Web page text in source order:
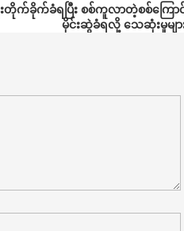
တိုက်ခိုက်ခံရပြီး စစ်ကူလာတဲ့‌စစ်ကြောင်
မိုင်းဆွဲခံရလို့ သေဆုံးမှုမျာ